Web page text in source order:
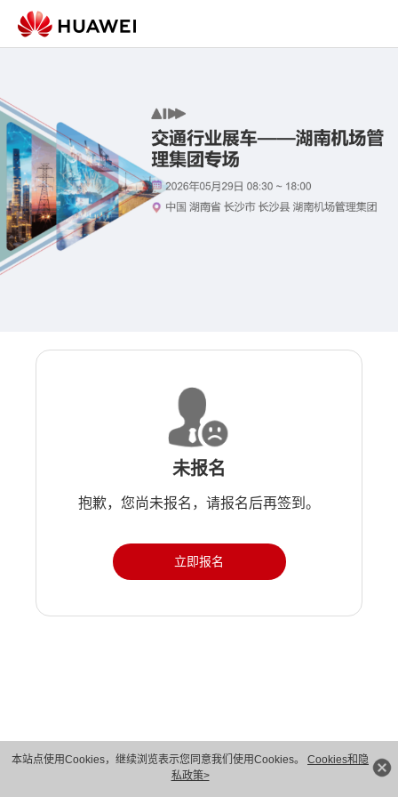
本站点使用Cookies，继续浏览表示您同意我们使用Cookies。 Cookies和隐
私政策>
未报名
抱歉，您尚未报名，请报名后再签到。
立即报名
版权所有 © 华为技术有限公司 1998-2026。 保留一切权利。粤A2-20044005号
隐私保护
法律声明